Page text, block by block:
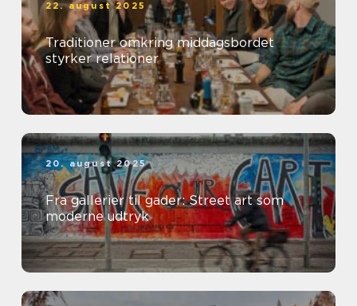
22. august 2025
Traditioner omkring middagsbordet
styrker relationer
20. august 2025
Fra gallerier til gader: Street art som
moderne udtryk